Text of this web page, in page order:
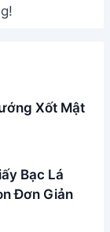
Xốt Mật
Bạc Lá
Đơn Giản